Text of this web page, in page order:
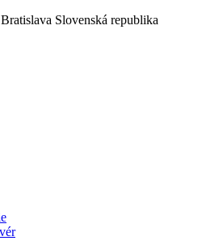
Slovenská republika